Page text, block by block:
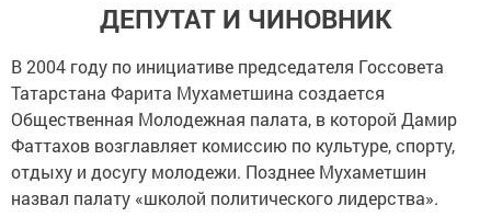
ДЕПУТАТ И ЧИНОВНИК
В 2004 году по инициативе председателя Госсовета
Татарстана Фарита Мухаметшина создается
Общественная Молодежная палата, в которой Дамир
Фаттахов возглавляет комиссию по культуре, спорту,
отдыху и досугу молодежи. Позднее Мухаметшин
назвал палату «школой политического лидерства».